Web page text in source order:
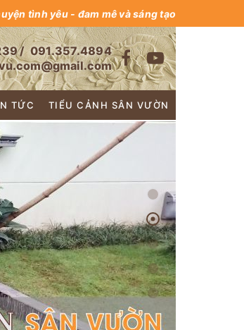
tình yêu - đam mê và sáng tạo
/ 091.357.4894
TỨC TIỂU CẢNH SÂN VƯỜN